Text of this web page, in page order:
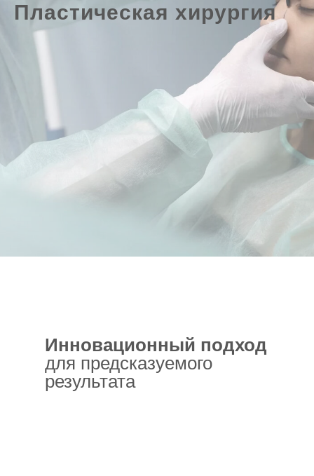
Пластическая хирургия
Инновационный подход
для предсказуемого
результата